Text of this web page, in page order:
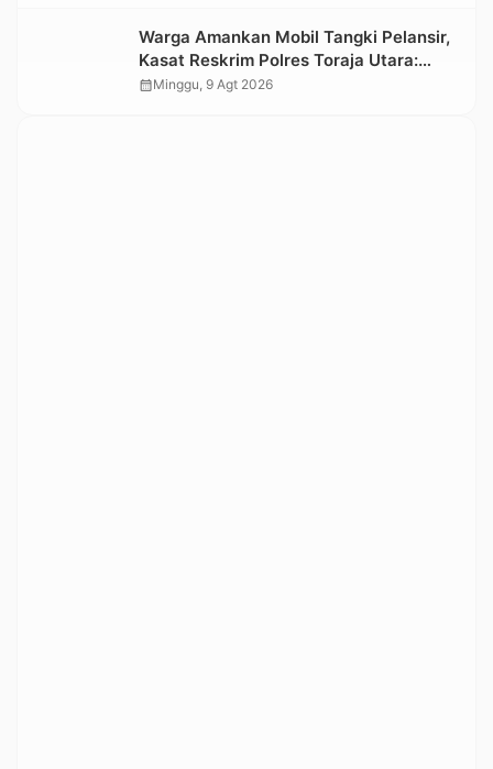
Warga Amankan Mobil Tangki Pelansir,
Kasat Reskrim Polres Toraja Utara:
Proses Hukum Berjalan Transparan
calendar_monthMinggu, 9 Agt 2026